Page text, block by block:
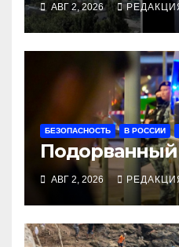
АВГ 2, 2026
БЕЗОПАСНОСТЬ В РОССИИ
Подорванный
АВГ 2, 2026